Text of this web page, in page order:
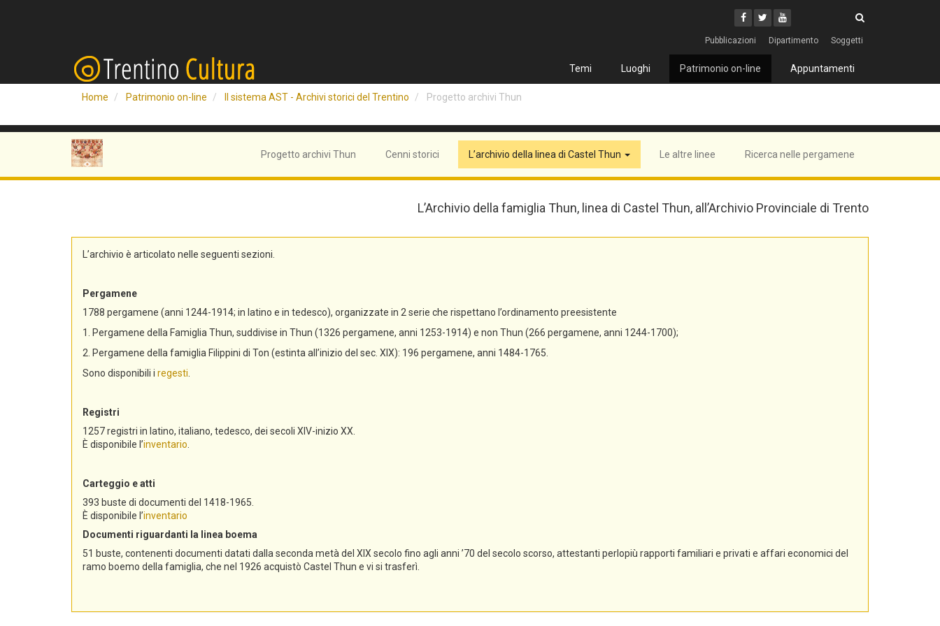
Facebook
Twitter
Youtube
Pubblicazioni Dipartimento Soggetti
Temi Luoghi Patrimonio on-line Appuntamenti
Home Patrimonio on-line Il sistema AST - Archivi storici del Trentino Progetto archivi Thun
Progetto archivi Thun Cenni storici L’archivio della linea di Castel Thun Le altre linee Ricerca nelle pergamene
L’Archivio della famiglia Thun, linea di Castel Thun, all’Archivio Provinciale di Trento
L’archivio è articolato nelle seguenti sezioni.
Pergamene
1788 pergamene (anni 1244-1914; in latino e in tedesco), organizzate in 2 serie che rispettano l’ordinamento preesistente
1. Pergamene della Famiglia Thun, suddivise in Thun (1326 pergamene, anni 1253-1914) e non Thun (266 pergamene, anni 1244-1700);
2. Pergamene della famiglia Filippini di Ton (estinta all’inizio del sec. XIX): 196 pergamene, anni 1484-1765.
Sono disponibili i regesti
Registri
1257 registri in latino, italiano, tedesco, dei secoli XIV-inizio XX.
È disponibile l’inventario
Carteggio e atti
393 buste di documenti del 1418-1965.
È disponibile l’inventario
Documenti riguardanti la linea boema
51 buste, contenenti documenti datati dalla seconda metà del XIX secolo fino agli anni ’70 del secolo scorso, attestanti perlopiù rapporti familiari e privati e affari economici del
ramo boemo della famiglia, che nel 1926 acquistò Castel Thun e vi si trasferì.